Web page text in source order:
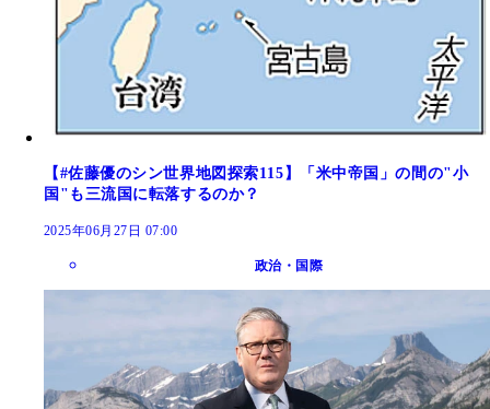
【#佐藤優のシン世界地図探索115】「米中帝国」の間の"小
国"も三流国に転落するのか？
2025年06月27日 07:00
政治・国際